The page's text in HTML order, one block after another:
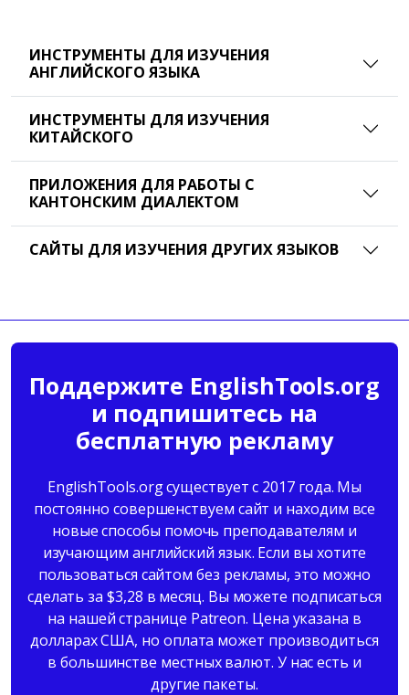
ИНСТРУМЕНТЫ ДЛЯ ИЗУЧЕНИЯ
АНГЛИЙСКОГО ЯЗЫКА
ИНСТРУМЕНТЫ ДЛЯ ИЗУЧЕНИЯ
КИТАЙСКОГО
ПРИЛОЖЕНИЯ ДЛЯ РАБОТЫ С
КАНТОНСКИМ ДИАЛЕКТОМ
САЙТЫ ДЛЯ ИЗУЧЕНИЯ ДРУГИХ ЯЗЫКОВ
Поддержите EnglishTools.org
и подпишитесь на
бесплатную рекламу
EnglishTools.org существует с 2017 года. Мы
постоянно совершенствуем сайт и находим все
новые способы помочь преподавателям и
изучающим английский язык. Если вы хотите
пользоваться сайтом без рекламы, это можно
сделать за $3,28 в месяц. Вы можете подписаться
на нашей странице Patreon. Цена указана в
долларах США, но оплата может производиться
в большинстве местных валют. У нас есть и
другие пакеты.